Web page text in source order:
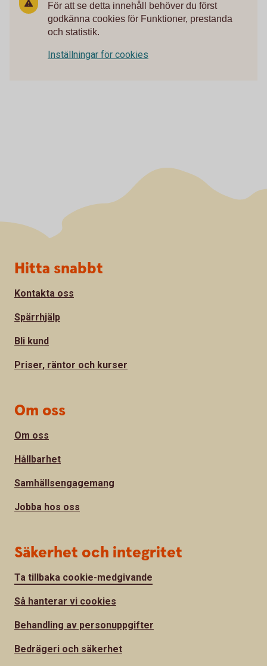
För att se detta innehåll behöver du först
godkänna cookies för Funktioner, prestanda
och statistik.
Inställningar för cookies
Sidfot
Hitta snabbt
Kontakta oss
Spärrhjälp
Bli kund
Priser, räntor och kurser
Om oss
Om oss
Hållbarhet
Samhällsengagemang
Jobba hos oss
Säkerhet och integritet
Ta tillbaka cookie-medgivande
Så hanterar vi cookies
Behandling av personuppgifter
Bedrägeri och säkerhet